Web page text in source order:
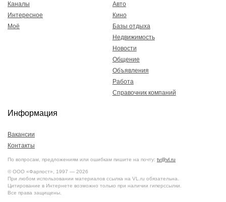
Каналы
Интересное
Моё
Авто
Кино
Базы отдыха
Недвижимость
Новости
Общение
Объявления
Работа
Справочник компаний
Информация
Вакансии
Контакты
По вопросам, предложениям или ошибкам пишите на почту: tv@vl.ru
© ООО «Фарпост», 1997 — 2026
При любом использовании материалов ссылка на VL.ru обязательна.
Цитирование в Интернете возможно только при наличии гиперссылки.
Все права защищены.